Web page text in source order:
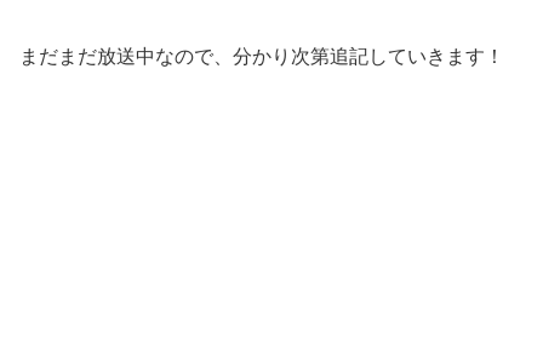
まだまだ放送中なので、分かり次第追記していきます！